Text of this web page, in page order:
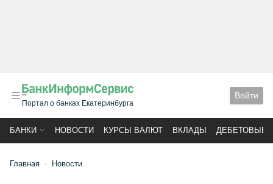
Портал о банках Екатеринбурга
Войти
БАНКИ НОВОСТИ КУРСЫ ВАЛЮТ ВКЛАДЫ ДЕБЕТОВЫЕ
Главная Новости